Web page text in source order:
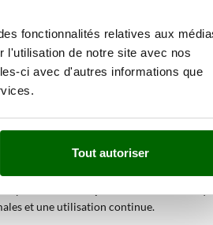
fonctionnalités relatives aux
l'utilisation de notre site avec nos
ci avec d'autres informations que
Tout autoriser
la saleté liquide pendant le même
rythmes de travail plus intensifs.
passages rapides, en utilisant la
lorsque le sol est souvent piétiné
sur les sols délicats, avec une
une action assainissante sur les
Le niveau
est
et une utilisation continue.